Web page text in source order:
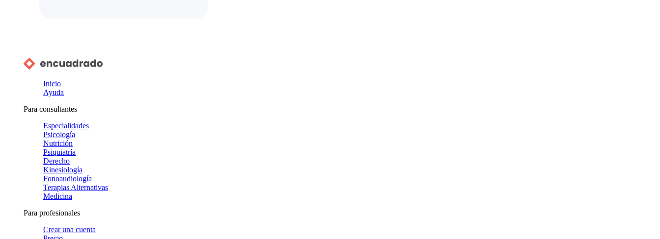
Inicio
Ayuda
Para consultantes
Especialidades
Psicología
Nutrición
Psiquiatría
Derecho
Kinesiología
Fonoaudiología
Terapias Alternativas
Medicina
Para profesionales
Crear una cuenta